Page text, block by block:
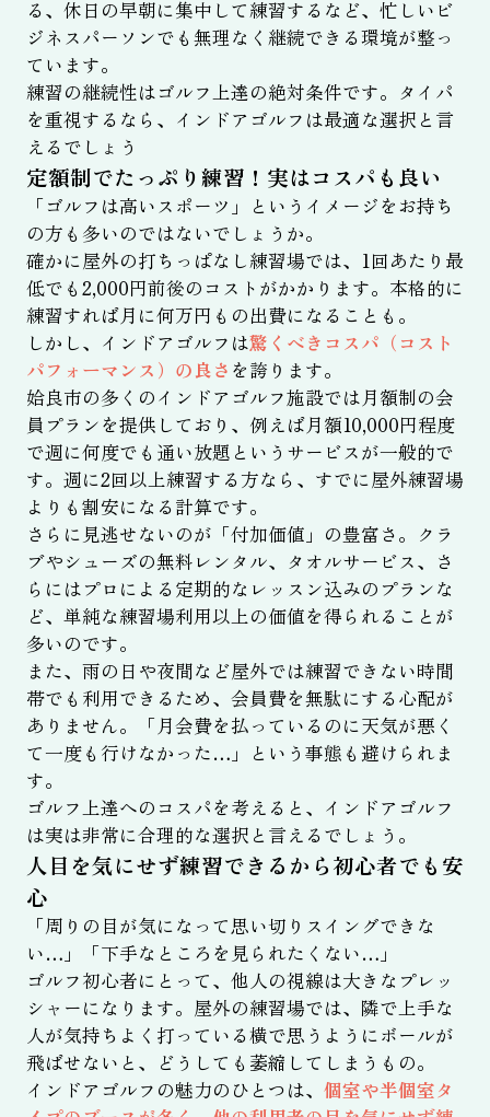
る、休日の早朝に集中して練習するなど、忙しいビ
ジネスパーソンでも無理なく継続できる環境が整っ
ています。
練習の継続性はゴルフ上達の絶対条件です。タイパ
を重視するなら、インドアゴルフは最適な選択と言
えるでしょう
定額制でたっぷり練習！実はコスパも良い
「ゴルフは高いスポーツ」というイメージをお持ち
の方も多いのではないでしょうか。
確かに屋外の打ちっぱなし練習場では、1回あたり最
低でも2,000円前後のコストがかかります。本格的に
練習すれば月に何万円もの出費になることも。
しかし、インドアゴルフは驚くべきコスパ（コスト
パフォーマンス）の良さ を誇ります。
姶良市の多くのインドアゴルフ施設では月額制の会
員プランを提供しており、例えば月額10,000円程度
で週に何度でも通い放題というサービスが一般的で
す。週に2回以上練習する方なら、すでに屋外練習場
よりも割安になる計算です。
さらに見逃せないのが「付加価値」の豊富さ。クラ
ブやシューズの無料レンタル、タオルサービス、さ
らにはプロによる定期的なレッスン込みのプランな
ど、単純な練習場利用以上の価値を得られることが
多いのです。
また、雨の日や夜間など屋外では練習できない時間
帯でも利用できるため、会員費を無駄にする心配が
ありません。「月会費を払っているのに天気が悪く
て一度も行けなかった…」という事態も避けられま
す。
ゴルフ上達へのコスパを考えると、インドアゴルフ
は実は非常に合理的な選択と言えるでしょう。
人目を気にせず練習できるから初心者でも安
心
「周りの目が気になって思い切りスイングできな
い…」「下手なところを見られたくない…」
ゴルフ初心者にとって、他人の視線は大きなプレッ
シャーになります。屋外の練習場では、隣で上手な
人が気持ちよく打っている横で思うようにボールが
飛ばせないと、どうしても萎縮してしまうもの。
インドアゴルフの魅力のひとつは、 個室や半個室タ